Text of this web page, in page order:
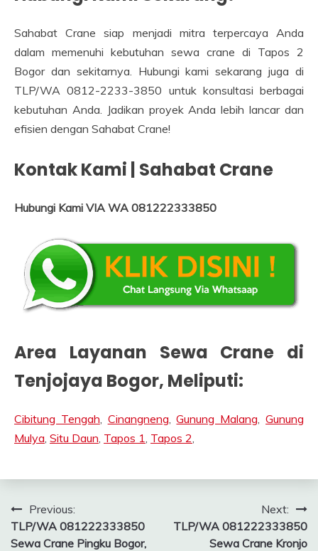
Sahabat Crane siap menjadi mitra terpercaya Anda
dalam memenuhi kebutuhan sewa crane di Tapos 2
Bogor dan sekitarnya. Hubungi kami sekarang juga di
TLP/WA 0812-2233-3850 untuk konsultasi berbagai
kebutuhan Anda. Jadikan proyek Anda lebih lancar dan
efisien dengan Sahabat Crane!
Kontak Kami | Sahabat Crane
Hubungi Kami VIA WA 081222333850
Area Layanan Sewa Crane di
Tenjojaya Bogor, Meliputi:
Cibitung Tengah, Cinangneng,Gunung Malang,Gunung
Mulya, Situ Daun, Tapos 1, Tapos 2,
Post
navigation
Previous:
TLP/WA 081222333850
Sewa Crane Pingku Bogor,
Next:
TLP/WA 081222333850
Sewa Crane Kronjo